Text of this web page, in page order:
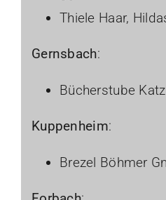
Thiele Haar,
Gernsbach:
Bücherstube
Kuppenheim:
Brezel Böhmer